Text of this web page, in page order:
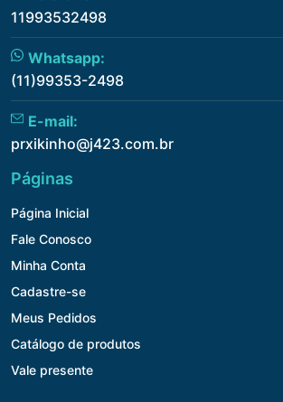
11993532498
Whatsapp:
(11)99353-2498
E-mail:
prxikinho@j423.com.br
Páginas
Página Inicial
Fale Conosco
Minha Conta
Cadastre-se
Meus Pedidos
Catálogo de produtos
Vale presente